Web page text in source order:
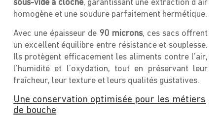
sous-vide à cloche, garantissant une extraction d’air
homogène et une soudure parfaitement hermétique.
Avec une épaisseur de 90 microns, ces sacs offrent
un excellent équilibre entre résistance et souplesse.
Ils protègent efficacement les aliments contre l’air,
l’humidité et l’oxydation, tout en préservant leur
fraîcheur, leur texture et leurs qualités gustatives.
Une conservation optimisée pour les métiers
de bouche